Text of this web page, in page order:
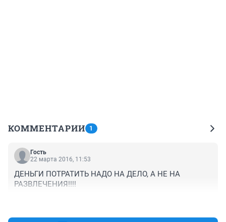
КОММЕНТАРИИ 1
Гость
22 марта 2016, 11:53
ДЕНЬГИ ПОТРАТИТЬ НАДО НА ДЕЛО, А НЕ НА
РАЗВЛЕЧЕНИЯ!!!!